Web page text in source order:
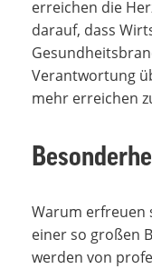
erreichen die
darauf, dass
Verantwortung
mehr erreichen
Warum erfreuen
einer so großen
werden von